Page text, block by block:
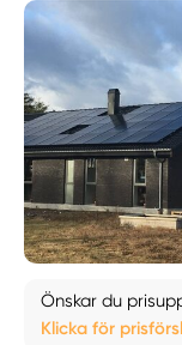
Önskar du
Klicka för